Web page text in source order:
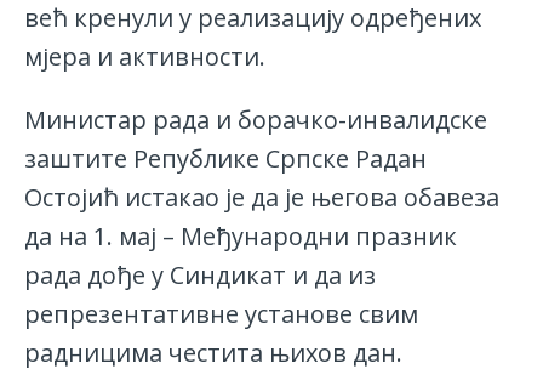
већ кренули у реализацију одређених
мјера и активности.
Министар рада и борачко-инвалидске
заштите Републике Српске Радан
Остојић истакао је да је његова обавеза
да на 1. мај – Међународни празник
рада дође у Синдикат и да из
репрезентативне установе свим
радницима честита њихов дан.